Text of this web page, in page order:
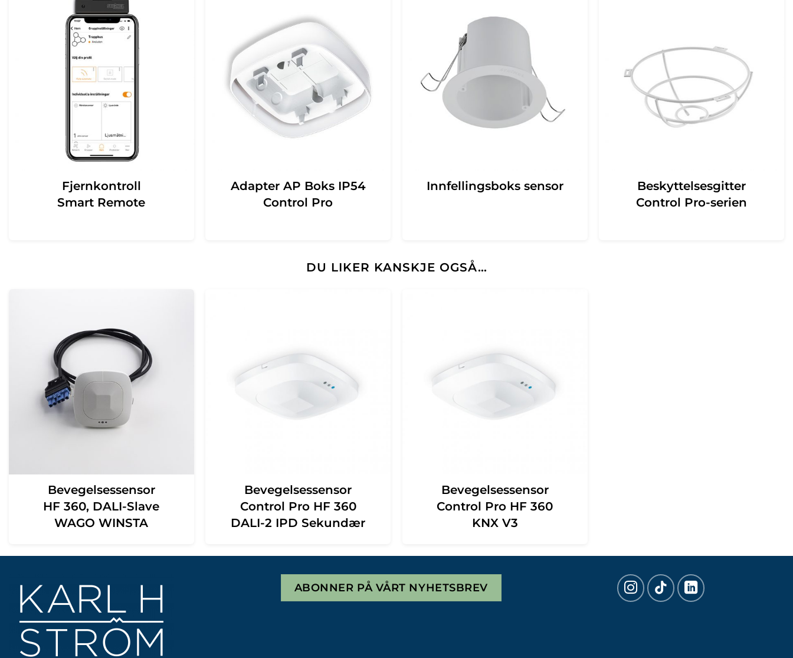
Fjernkontroll
Smart Remote
Adapter AP Boks IP54
Control Pro
Innfellingsboks sensor
Beskyttelsesgitter
Control Pro-serien
DU LIKER KANSKJE OGSÅ…
Bevegelsessensor
HF 360, DALI-Slave
WAGO WINSTA
Bevegelsessensor
Control Pro HF 360
DALI-2 IPD Sekundær
Bevegelsessensor
Control Pro HF 360
KNX V3
ABONNER PÅ VÅRT NYHETSBREV